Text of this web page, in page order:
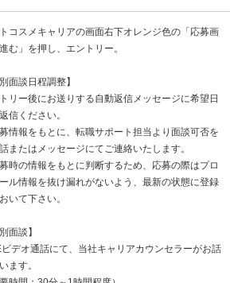
コスメキャリアの画面右下オレンジ色の「応募画
む」を押し、エントリー。
別面談日程調整】
リー後にお送りする自動返信メッセージに希望日
信ください。
情報をもとに、転職サポート担当より面談可否を
またはメッセージにてご連絡いたします。
時の情報をもとに判断するため、応募の際はプロ
ル情報を抜け漏れがないよう、最新の状態に登録
いて下さい。
面談】
ビデオ通話にて、当社キャリアカウンセラーがお話
ます。